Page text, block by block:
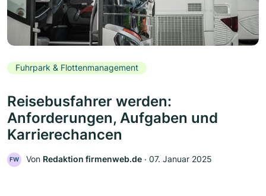
Fuhrpark & Flottenmanagement
Reisebusfahrer werden:
Anforderungen, Aufgaben und
Karrierechancen
FW Von Redaktion firmenweb.de ‧ 07. Januar 2025